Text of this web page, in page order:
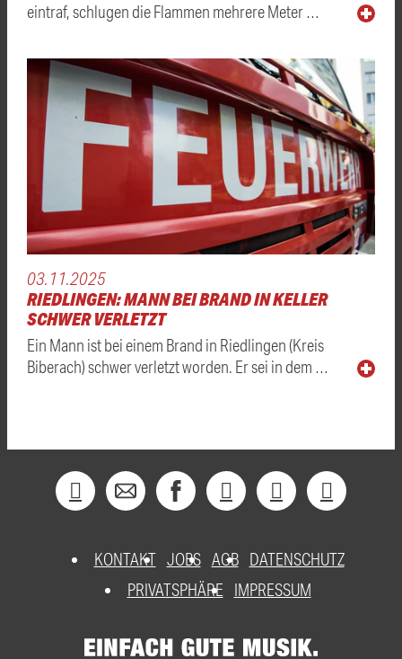
eintraf, schlugen die Flammen mehrere Meter …
03.11.2025
RIEDLINGEN: MANN BEI BRAND IN KELLER
SCHWER VERLETZT
Ein Mann ist bei einem Brand in Riedlingen (Kreis
Biberach) schwer verletzt worden. Er sei in dem …
KONTAKT JOBS AGB DATENSCHUTZ
PRIVATSPHÄRE
IMPRESSUM